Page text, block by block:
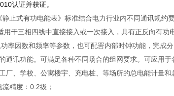
认证并获证。
静止式有功电能表》标准结合电力行业内不同通讯规约
干三相四线中直接接入或一次接入，具有正反向有功
率因数和频率等参数，也可配罟内部时钟功能，完成
通讯功能。可满足各种不同场合的组网要求。可应用
、学校、公寓楼宇、充电桩、等场所的总电能计量和
精度：0.2级；